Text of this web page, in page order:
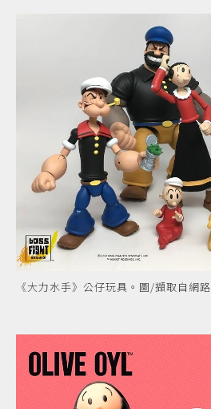
《大力水手》公仔玩具。圖/擷取自網路